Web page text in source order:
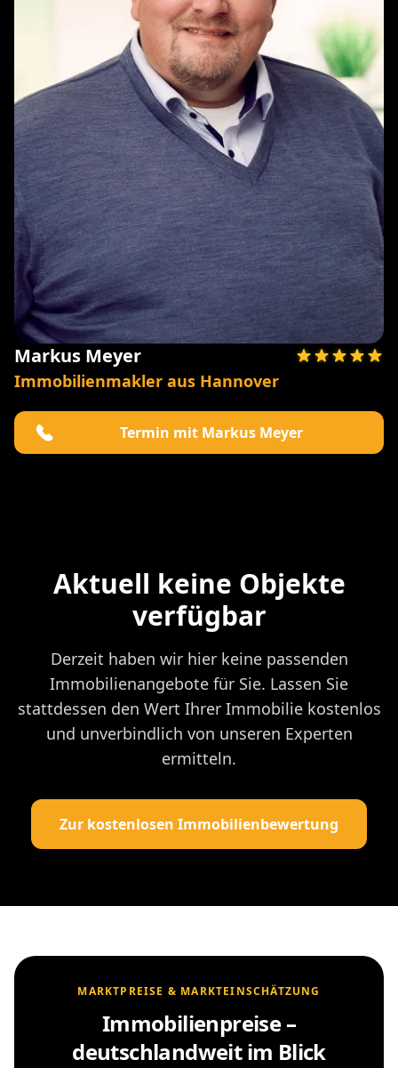
Markus Meyer
Immobilienmakler aus Hannover
Termin mit Markus Meyer
Aktuell keine Objekte
verfügbar
Derzeit haben wir hier keine passenden
Immobilienangebote für Sie. Lassen Sie
stattdessen den Wert Ihrer Immobilie kostenlos
und unverbindlich von unseren Experten
ermitteln.
Zur kostenlosen Immobilienbewertung
MARKTPREISE & MARKTEINSCHÄTZUNG
Immobilienpreise –
deutschlandweit im Blick